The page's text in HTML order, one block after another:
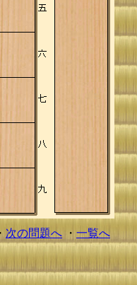
次の問題へ ・ 一覧へ